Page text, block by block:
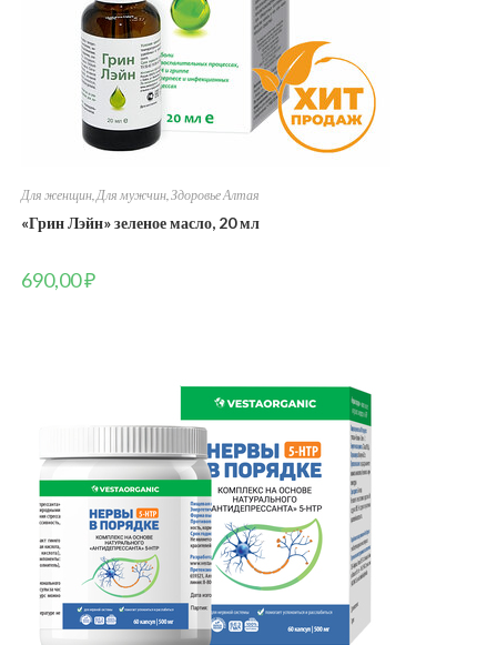
Для женщин, Для мужчин, Здоровье Алтая
«Грин Лэйн» зеленое масло, 20 мл
690,00₽